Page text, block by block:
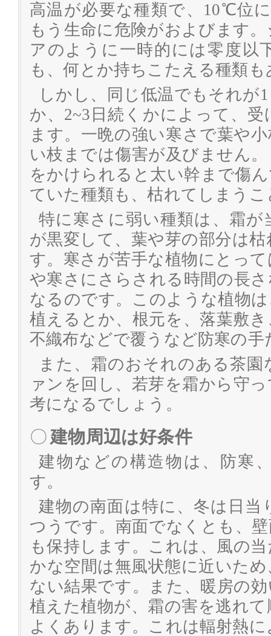
高温が必要な種類で、10℃位
もう生命に危険がおよびます
アのように一時的には零度以
も、何とか持ちこたえる種類
しかし、同じ低温でもそれが
か、2~3日続くかによって、
ます。一晩の強い寒さで葉や
い枝までは傷害が及びません
をかけられると太い幹まで傷
ていた種類も、枯れてしまう
特に寒さに弱い種類は、霜
が黒変して、葉や芽の部分は
す。寒さが苦手な植物にとっ
や寒さにさらされる時間の長
なるのです。このような植物
植えるとか、根元を、落葉敷
不織布などで覆うなど防寒の手
また、霜のおそれのある茶
ァンを回し、若芽を霜から守
考になるでしょう。
〇 建物周辺は好条件
建物などの構造物は、防寒
す。
建物の南面は特に、冬は日
つうです。南面でなくとも、
も保持します。これは、風の
かな空間は無風状態に近いた
ない結果です。また、暖房の
植えた植物が、霜の害を逃れ
よくあります。これは輻射熱